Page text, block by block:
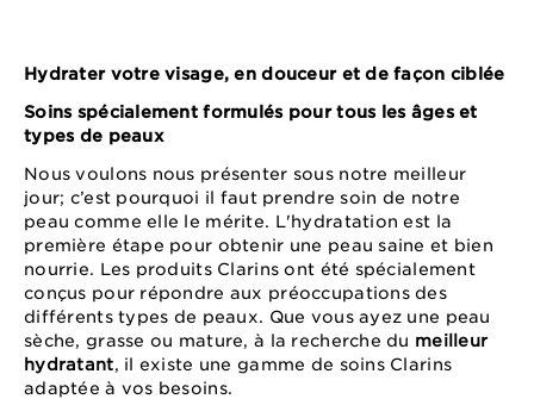
Hydrater votre visage, en douceur et de façon ciblée
Soins spécialement formulés pour tous les âges et
types de peaux
Nous voulons nous présenter sous notre meilleur
jour; c’est pourquoi il faut prendre soin de notre
peau comme elle le mérite. L'hydratation est la
première étape pour obtenir une peau saine et bien
nourrie. Les produits Clarins ont été spécialement
conçus pour répondre aux préoccupations des
différents types de peaux. Que vous ayez une peau
sèche, grasse ou mature, à la recherche du meilleur
hydratant, il existe une gamme de soins Clarins
adaptée à vos besoins.